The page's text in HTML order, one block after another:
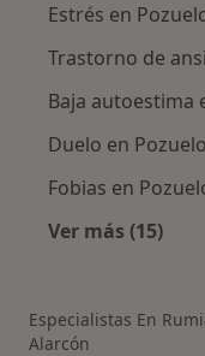
Estrés en
Trastorno de
Baja autoestima
Duelo en
Fobias en
Ver más (15)
Especialistas En
Alarcón